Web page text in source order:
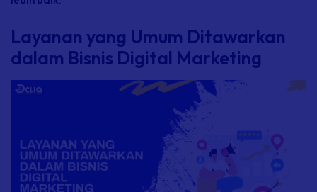
Layanan yang Umum Ditawarkan
dalam Bisnis Digital Marketing